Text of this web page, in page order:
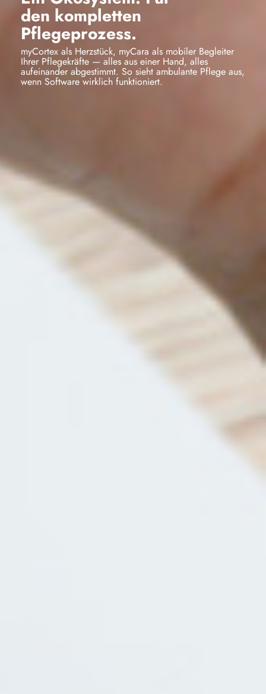
den kompletten
Pflegeprozess.
myCortex als Herzstück, myCara als mobiler Begleiter
Ihrer Pflegekräfte — alles aus einer Hand, alles
aufeinander abgestimmt. So sieht ambulante Pflege aus,
wenn Software wirklich funktioniert.